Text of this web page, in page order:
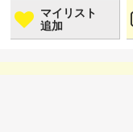
マイリスト
追加